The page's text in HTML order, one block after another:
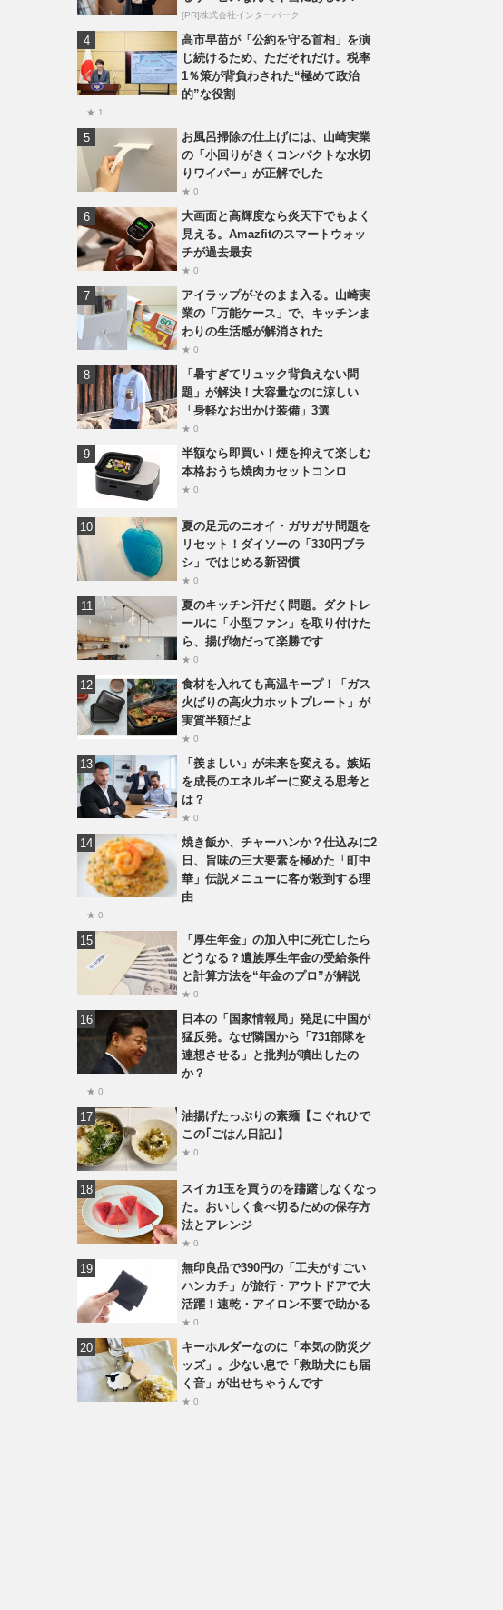
[PR]株式会社インターパーク
高市早苗が「公約を守る首相」を演
じ続けるため、ただそれだけ。税率
1％策が背負わされた“極めて政治
的”な役割
★ 1
お風呂掃除の仕上げには、山崎実業
の「小回りがきくコンパクトな水切
りワイパー」が正解でした
★ 0
大画面と高輝度なら炎天下でもよく
見える。Amazfitのスマートウォッ
チが過去最安
★ 0
アイラップがそのまま入る。山崎実
業の「万能ケース」で、キッチンま
わりの生活感が解消された
★ 0
「暑すぎてリュック背負えない問
題」が解決！大容量なのに涼しい
「身軽なお出かけ装備」3選
★ 0
半額なら即買い！煙を抑えて楽しむ
本格おうち焼肉カセットコンロ
★ 0
夏の足元のニオイ・ガサガサ問題を
リセット！ダイソーの「330円ブラ
シ」ではじめる新習慣
★ 0
夏のキッチン汗だく問題。ダクトレ
ールに「小型ファン」を取り付けた
ら、揚げ物だって楽勝です
★ 0
食材を入れても高温キープ！「ガス
火ばりの高火力ホットプレート」が
実質半額だよ
★ 0
「羨ましい」が未来を変える。嫉妬
を成長のエネルギーに変える思考と
は？
★ 0
焼き飯か、チャーハンか？仕込みに2
日、旨味の三大要素を極めた「町中
華」伝説メニューに客が殺到する理
由
★ 0
「厚生年金」の加入中に死亡したら
どうなる？遺族厚生年金の受給条件
と計算方法を“年金のプロ”が解説
★ 0
日本の「国家情報局」発足に中国が
猛反発。なぜ隣国から「731部隊を
連想させる」と批判が噴出したの
か？
★ 0
油揚げたっぷりの素麺【こぐれひで
この｢ごはん日記｣】
★ 0
スイカ1玉を買うのを躊躇しなくなっ
た。おいしく食べ切るための保存方
法とアレンジ
★ 0
無印良品で390円の「工夫がすごい
ハンカチ」が旅行・アウトドアで大
活躍！速乾・アイロン不要で助かる
★ 0
キーホルダーなのに「本気の防災グ
ッズ」。少ない息で「救助犬にも届
く音」が出せちゃうんです
★ 0